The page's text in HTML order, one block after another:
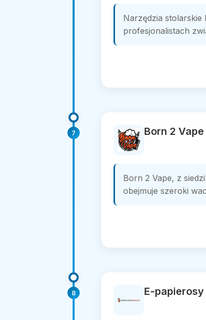
Narzędzia
profesjonalistach
7 Born 2 Vape
Born 2 Vape, z
obejmuje szeroki
8 E-